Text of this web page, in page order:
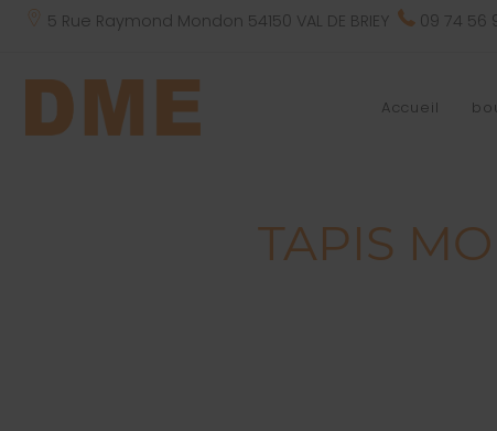
5 Rue Raymond Mondon 54150 VAL DE BRIEY 09 74 56
Accueil
TAPIS